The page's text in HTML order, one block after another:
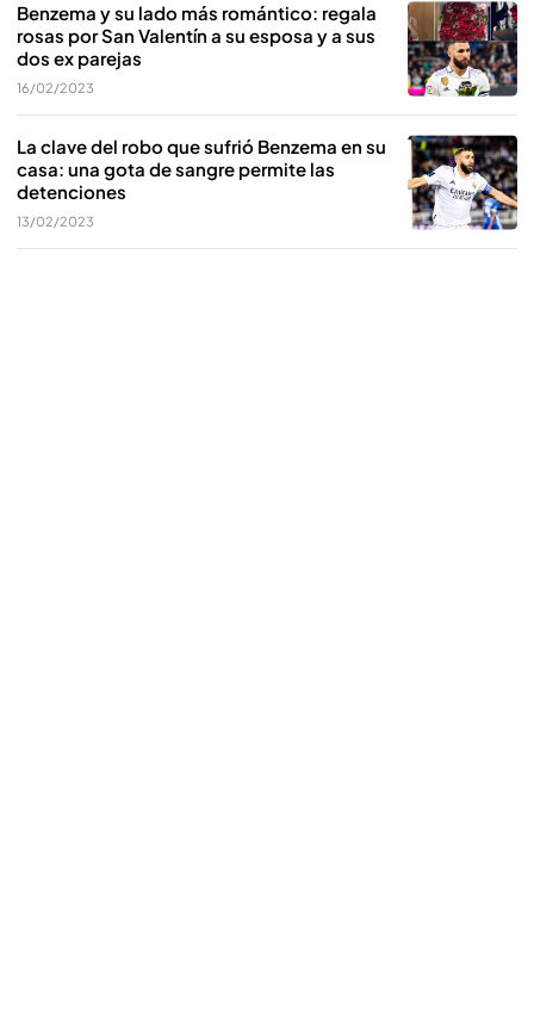
Benzema y su lado más romántico: regala
rosas por San Valentín a su esposa y a sus
dos ex parejas
16/02/2023
La clave del robo que sufrió Benzema en su
casa: una gota de sangre permite las
detenciones
13/02/2023